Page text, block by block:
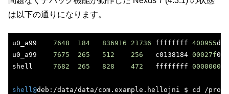
は以下の通りになります。
u0_a99 7648 184 836916 21736 ffffffff 400955d4
u0_a99 7675 265 512 256
   c0138184
00027f04
shell 7682 265 828 472
   ffffffff
00000000
shell@deb:/data/data/com.example.hellojni $ cd /proc/